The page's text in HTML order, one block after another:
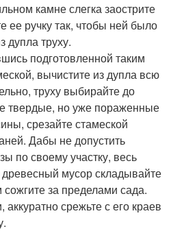
камне слегка заострите
ее ручку так, чтобы ней было
дупла труху.
подготовленной таким
вычистите из дупла всю
труху выбирайте до
твердые, но уже пораженные
срезайте стамеской
Дабы не допустить
по своему участку, весь
мусор складывайте
за пределами сада.
срежьте с его краев